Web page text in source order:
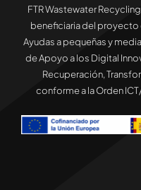
FTR Wastewater
beneficiaria del proyecto
Ayudas a pequeñas y
de Apoyo a los Digital
Recuperación,
conforme a la Orden